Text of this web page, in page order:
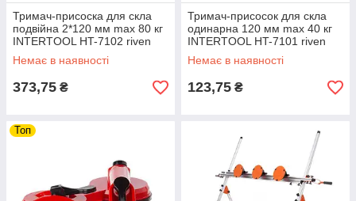
Тримач-присоска для скла
подвійна 2*120 мм max 80 кг
INTERTOOL HT-7102 riven
Немає в наявності
373,75 ₴
Тримач-присосок для скла
одинарна 120 мм max 40 кг
INTERTOOL HT-7101 riven
Немає в наявності
123,75 ₴
Топ